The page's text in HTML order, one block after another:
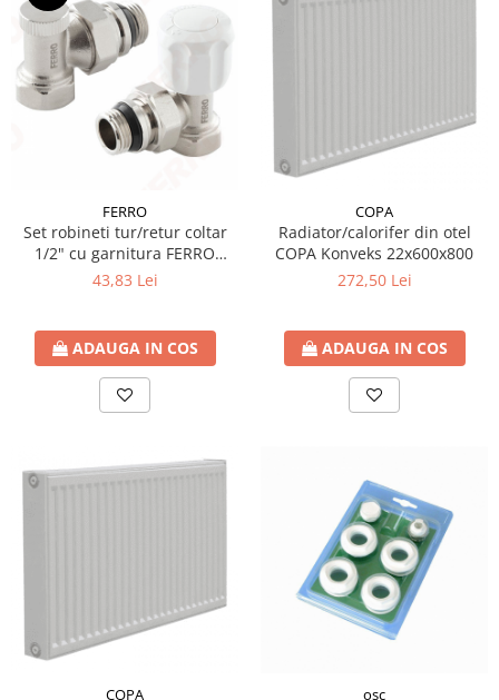
FERRO
Set robineti tur/retur coltar
1/2" cu garnitura FERRO
pentru radiator
43,83 Lei
ADAUGA IN COS
COPA
Radiator/calorifer din otel
COPA Konveks 22x600x800
272,50 Lei
ADAUGA IN COS
COPA osc